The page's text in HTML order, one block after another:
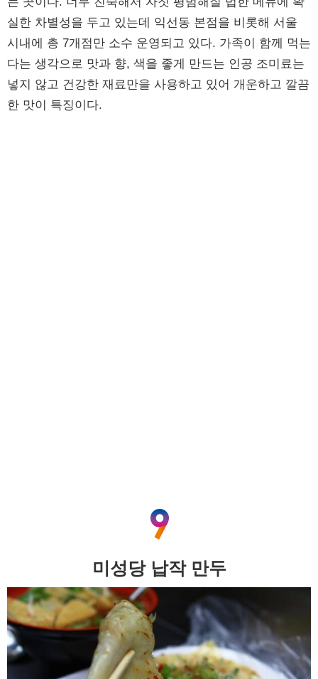
실한 차별성을 두고 있는데 익선동 본점을 비롯해 서울
시내에 총 7개점만 소수 운영되고 있다. 가족이 함께 먹는
다는 생각으로 맛과 향, 색을 좋게 만드는 인공 조미료는
넣지 않고 건강한 재료만을 사용하고 있어 개운하고 깔끔
한 맛이 특징이다.
미성당 납작 만두